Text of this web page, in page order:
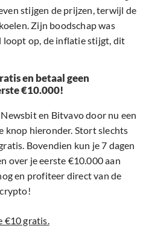
stijgen de prijzen, terwijl de
Zijn boodschap was
loopt op, de inflatie stijgt, dit
en betaal geen
€10.000!
en Bitvavo door nu een
knop hieronder. Stort slechts
Bovendien kun je 7 dagen
over je eerste €10.000 aan
en profiteer direct van de
€10 gratis.